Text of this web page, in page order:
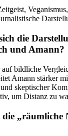
die
und Amann?
bildliche
Amann stärker
skeptischer
um Distanz zu
die „räumliche